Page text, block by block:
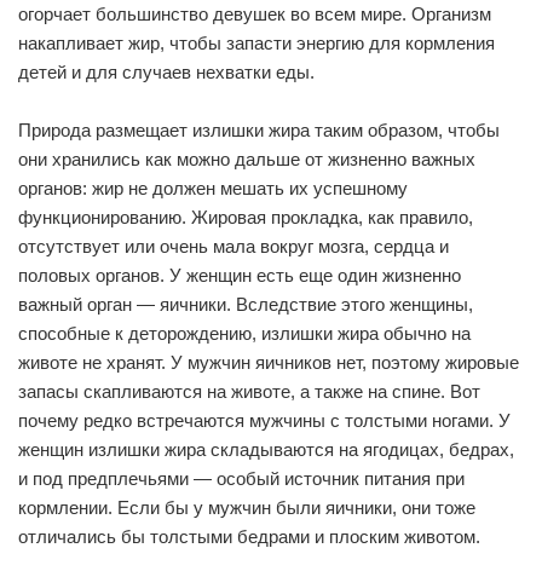
огорчает большинство девушек во всем мире. Организм
накапливает жир, чтобы запасти энергию для кормления
детей и для случаев нехватки еды.
Природа размещает излишки жира таким образом, чтобы
они хранились как можно дальше от жизненно важных
органов: жир не должен мешать их успешному
функционированию. Жировая прокладка, как правило,
отсутствует или очень мала вокруг мозга, сердца и
половых органов. У женщин есть еще один жизненно
важный орган — яичники. Вследствие этого женщины,
способные к деторождению, излишки жира обычно на
животе не хранят. У мужчин яичников нет, поэтому жировые
запасы скапливаются на животе, а также на спине. Вот
почему редко встречаются мужчины с толстыми ногами. У
женщин излишки жира складываются на ягодицах, бедрах,
и под предплечьями — особый источник питания при
кормлении. Если бы у мужчин были яичники, они тоже
отличались бы толстыми бедрами и плоским животом.